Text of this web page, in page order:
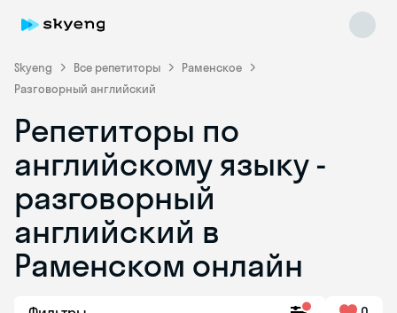
Skyeng Все репетиторы
Раменское
Разговорный английский
Репетиторы по
английскому языку -
разговорный
английский в
Раменском онлайн
Skyeng Chat